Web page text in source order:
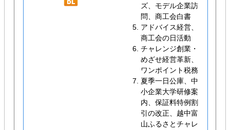
ズ、モデル企業訪
問、商工会白書
アドバイス経営、
商工会の日活動
チャレンジ創業・
めざせ経営革新、
ワンポイント税務
夏季一日公庫、中
小企業大学研修案
内、保証料特例割
引の改正、越中富
山ふるさとチャレ